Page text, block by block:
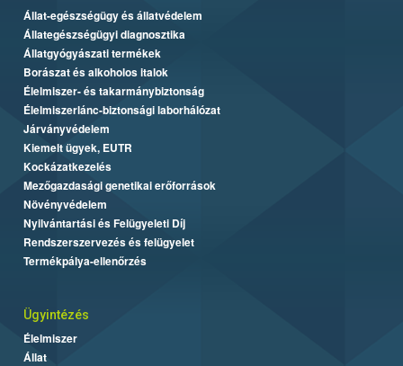
Állat-egészségügy és állatvédelem
Állategészségügyi diagnosztika
Állatgyógyászati termékek
Borászat és alkoholos italok
Élelmiszer- és takarmánybiztonság
Élelmiszerlánc-biztonsági laborhálózat
Járványvédelem
Kiemelt ügyek, EUTR
Kockázatkezelés
Mezőgazdasági genetikai erőforrások
Növényvédelem
Nyilvántartási és Felügyeleti Díj
Rendszerszervezés és felügyelet
Termékpálya-ellenőrzés
Ügyintézés
Élelmiszer
Állat